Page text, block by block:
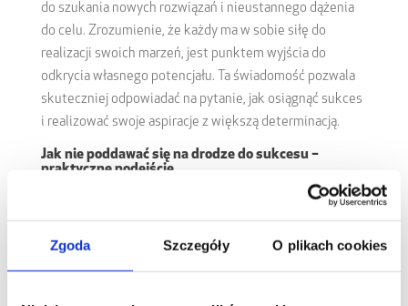
Zgoda Szczegóły O plikach cookies
do szukania nowych rozwiązań i nieustannego dążenia
do celu. Zrozumienie, że każdy ma w sobie siłę do
realizacji swoich marzeń, jest punktem wyjścia do
odkrycia własnego potencjału. Ta świadomość pozwala
skuteczniej odpowiadać na pytanie, jak osiągnąć sukces
i realizować swoje aspiracje z większą determinacją.
Jak nie poddawać się na drodze do sukcesu –
praktyczne podejście
Nieustająca motywacja i silna wiara w siebie to jedno, ale
droga do sukcesu wymaga także konkretnych działań i
kontekście niezwykle istotne jest otoczenie, w którym
Ważne jest, by mieć dostęp do nowoczesnych